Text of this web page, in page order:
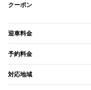
クーポン
迎車料金
予約料金
対応地域